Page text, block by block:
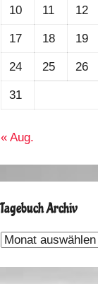
10 11 12
17 18 19
24 25 26
31
« Aug.
Tagebuch Archiv
Tagebuch